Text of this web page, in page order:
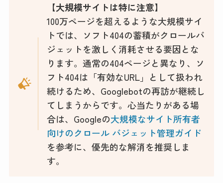
【大規模サイトは特に注意】
100万ページを超えるような大規模サイ
トでは、ソフト404の蓄積がクロールバ
ジェットを激しく消耗させる要因とな
ります。通常の404ページと異なり、ソ
フト404は「有効なURL」として扱われ
続けるため、Googlebotの再訪が継続し
てしまうからです。心当たりがある場
合は、Googleの大規模なサイト所有者
向けのクロール バジェット管理ガイド
を参考に、優先的な解消を推奨しま
す。